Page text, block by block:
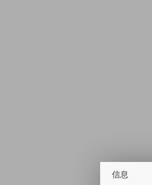
信息